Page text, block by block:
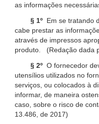
as informações
§ 1º Em se tratando
cabe prestar as
através de impressos
produto. (Redação dada
§ 2º O fornecedor
utensílios utilizados no
serviços, ou colocados à
informar, de maneira
caso, sobre o risco de
13.486, de 2017)